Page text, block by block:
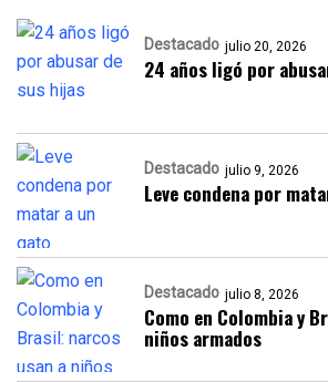
Destacado julio 20, 2026
24 años ligó por
Destacado julio 9, 2026
Leve condena por
Destacado julio 8, 2026
Como en Colombia y
niños armados